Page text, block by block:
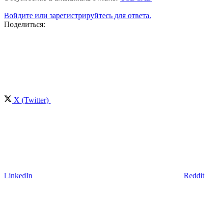
Войдите или зарегистрируйтесь для ответа.
Поделиться:
X (Twitter)
LinkedIn Reddit